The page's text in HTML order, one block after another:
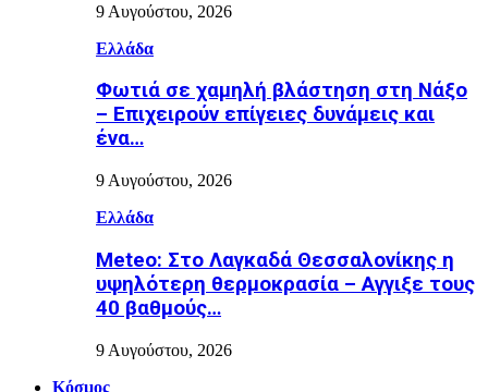
9 Αυγούστου, 2026
Ελλάδα
Φωτιά σε χαμηλή βλάστηση στη Νάξο
– Επιχειρούν επίγειες δυνάμεις και
ένα…
9 Αυγούστου, 2026
Ελλάδα
Meteo: Στο Λαγκαδά Θεσσαλονίκης η
υψηλότερη θερμοκρασία – Αγγιξε τους
40 βαθμούς…
9 Αυγούστου, 2026
Κόσμος